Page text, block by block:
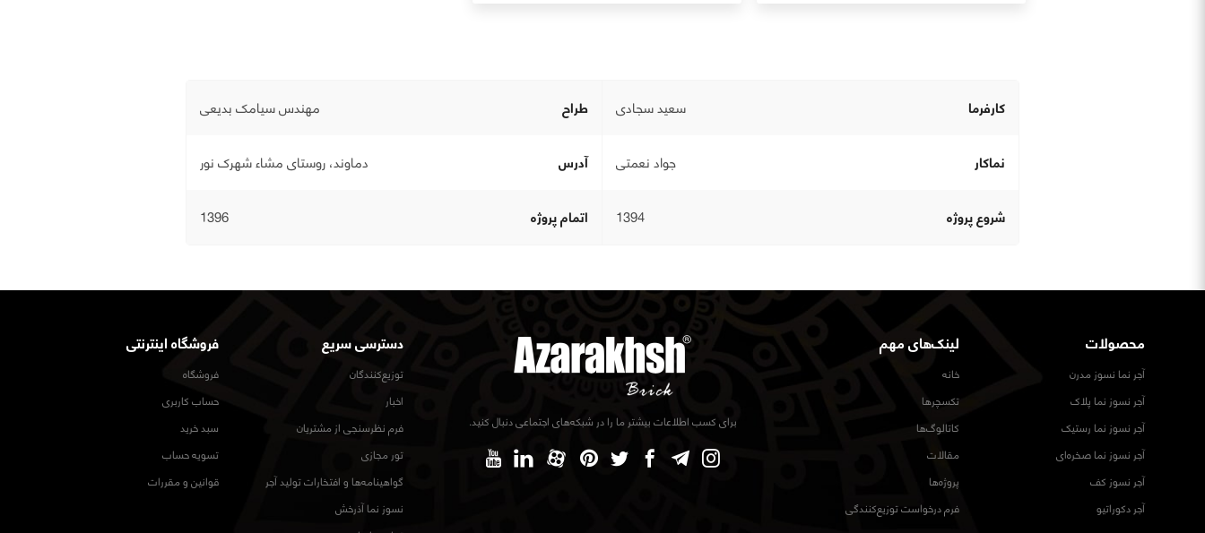
کارفرما سعید سجادی طراح
مهندس سیامک بدیعی
نماكار
جواد نعمتی آدرس
دماوند، روستای مشاء شهرک نور
شروع پروژه
1394 اتمام پروژه 1396
محصولات
آجر نما نسوز مدرن
آجر نسوز نما پلاک
آجر نسوز نما رستیک
آجر نسوز نما صخره‌ای
آجر نسوز کف
آجر دکوراتیو
لینک‌های مهم
خانه
تکسچرها
کاتالوگ‌ها
مقالات
پروژه‌ها
فرم درخواست توزیع‌کنندگی
برای کسب اطلاعات بیشتر ما را در شبکه‌های اجتماعی دنبال کنید.
دسترسی سریع
توزیع‌کنندگان
اخبار
فرم نظرسنجی از مشتریان
تور مجازی
گواهینامه‌ها و افتخارات تولید آجر
نسوز نما آذرخش
فروشگاه اینترنتی
فروشگاه
حساب کاربری
سبد خرید
تسویه حساب
قوانین و مقررات